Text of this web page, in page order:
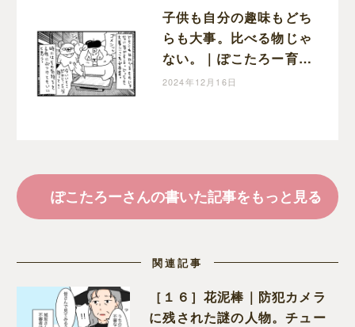
子供も自分の趣味もどち
らも大事。比べる物じゃ
ない。｜ぽこたろー育児
漫画
2024年12月16日
ぽこたろーさんの書いた記事をもっと見る
関連記事
［１６］花泥棒｜防犯カメラ
に残された謎の人物。チュー